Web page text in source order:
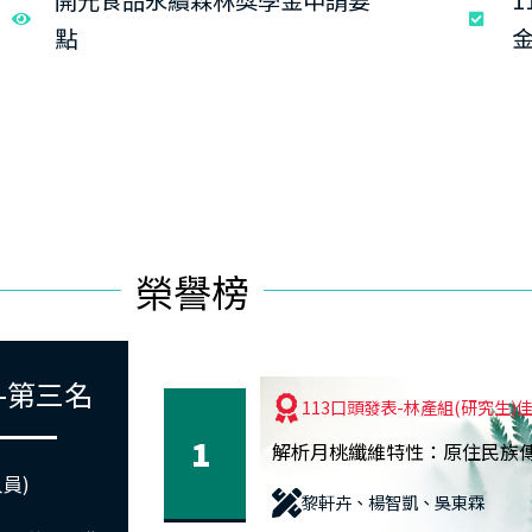
點
榮譽榜
三名
)
1
113口頭發表-林產組(研究生)
解析月桃纖維特性：原住民族
黎軒卉、楊智凱、吳東霖